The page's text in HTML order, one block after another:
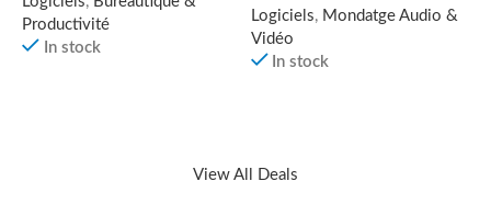
Productivité
In stock
Logiciels, Mondatge Audio &
Vidéo
In stock
View All Deals